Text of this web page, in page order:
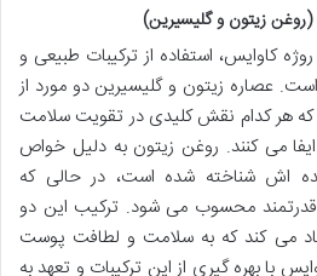
زیتون و گلیسیرین)
کاوایس، استفاده از ترکیبات طبیعی و
عصاره زیتون و گلیسیرین دو مورد از
که هر کدام نقش کلیدی در تقویت سلامت
می کنند. روغن زیتون به دلیل خواص
اش شناخته شده است، در حالی که
محسوب می شود. ترکیب این دو
می کند که به سلامت و لطافت پوست
با بهره گیری از این ترکیبات و تعهد به